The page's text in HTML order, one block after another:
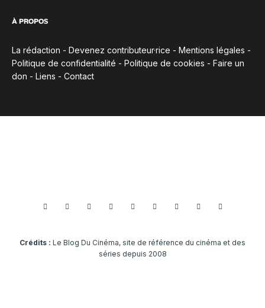
À PROPOS
La rédaction - Devenez contributeur·rice - Mentions légales -
Politique de confidentialité - Politique de cookies - Faire un
don - Liens - Contact
Crédits : Le Blog Du Cinéma, site de référence du cinéma et des
séries depuis 2008